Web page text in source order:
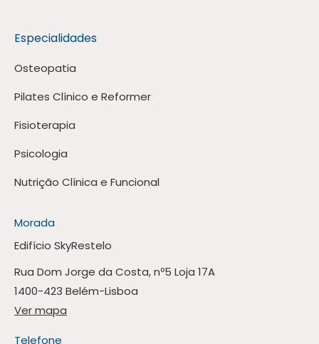
Especialidades
Osteopatia
Pilates Clínico e Reformer
Fisioterapia
Psicologia
Nutrição Clínica e Funcional
Morada
Edifício SkyRestelo
Rua Dom Jorge da Costa, nº5 Loja 17A
1400-423 Belém-Lisboa
Ver mapa
Telefone